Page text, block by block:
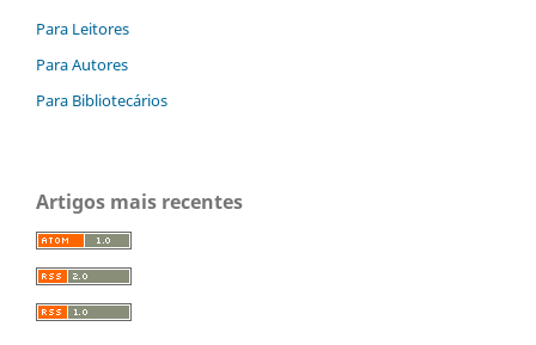
Para Leitores
Para Autores
Para Bibliotecários
Artigos mais recentes